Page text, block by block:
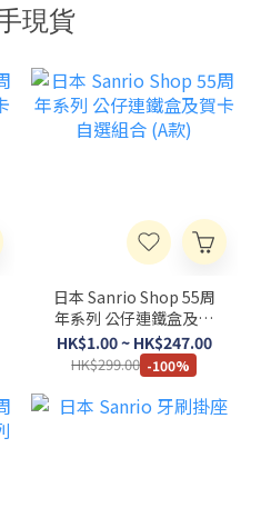
現貨
日本 Sanrio Shop 55周
年系列 公仔連鐵盒及賀
卡自選組合 (A款)
HK$1.00 ~ HK$247.00
HK$299.00 -100%